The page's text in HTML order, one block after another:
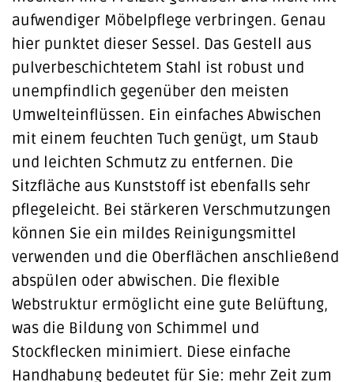
aufwendiger Möbelpflege verbringen. Genau
hier punktet dieser Sessel. Das Gestell aus
pulverbeschichtetem Stahl ist robust und
unempfindlich gegenüber den meisten
Umwelteinflüssen. Ein einfaches Abwischen
mit einem feuchten Tuch genügt, um Staub
und leichten Schmutz zu entfernen. Die
Sitzfläche aus Kunststoff ist ebenfalls sehr
pflegeleicht. Bei stärkeren Verschmutzungen
können Sie ein mildes Reinigungsmittel
verwenden und die Oberflächen anschließend
abspülen oder abwischen. Die flexible
Webstruktur ermöglicht eine gute Belüftung,
was die Bildung von Schimmel und
Stockflecken minimiert. Diese einfache
Handhabung bedeutet für Sie: mehr Zeit zum